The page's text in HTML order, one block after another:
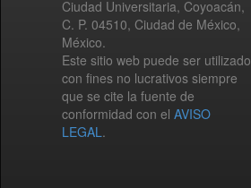
Ciudad Universitaria, Coyoacán,
C. P. 04510, Ciudad de México,
México.
Este sitio web puede ser utilizado
con fines no lucrativos siempre
que se cite la fuente de
conformidad con el AVISO
LEGAL.